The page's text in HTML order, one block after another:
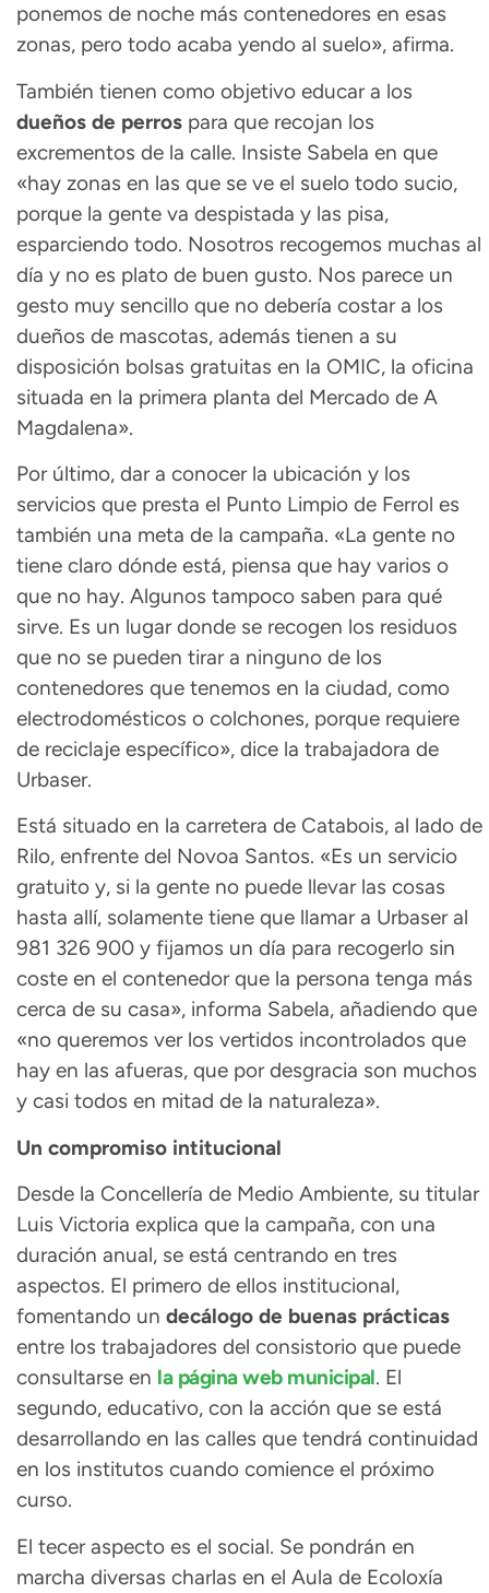
ponemos de noche más contenedores en esas
zonas, pero todo acaba yendo al suelo», afirma.
También tienen como objetivo educar a los
dueños de perros para que recojan los
excrementos de la calle. Insiste Sabela en que
«hay zonas en las que se ve el suelo todo sucio,
porque la gente va despistada y las pisa,
esparciendo todo. Nosotros recogemos muchas al
día y no es plato de buen gusto. Nos parece un
gesto muy sencillo que no debería costar a los
dueños de mascotas, además tienen a su
disposición bolsas gratuitas en la OMIC, la oficina
situada en la primera planta del Mercado de A
Magdalena».
Por último, dar a conocer la ubicación y los
servicios que presta el Punto Limpio de Ferrol es
también una meta de la campaña. «La gente no
tiene claro dónde está, piensa que hay varios o
que no hay. Algunos tampoco saben para qué
sirve. Es un lugar donde se recogen los residuos
que no se pueden tirar a ninguno de los
contenedores que tenemos en la ciudad, como
electrodomésticos o colchones, porque requiere
de reciclaje específico», dice la trabajadora de
Urbaser.
Está situado en la carretera de Catabois, al lado de
Rilo, enfrente del Novoa Santos. «Es un servicio
gratuito y, si la gente no puede llevar las cosas
hasta allí, solamente tiene que llamar a Urbaser al
981 326 900 y fijamos un día para recogerlo sin
coste en el contenedor que la persona tenga más
cerca de su casa», informa Sabela, añadiendo que
«no queremos ver los vertidos incontrolados que
hay en las afueras, que por desgracia son muchos
y casi todos en mitad de la naturaleza».
Un compromiso intitucional
Desde la Concellería de Medio Ambiente, su titular
Luis Victoria explica que la campaña, con una
duración anual, se está centrando en tres
aspectos. El primero de ellos institucional,
fomentando un decálogo de buenas prácticas
entre los trabajadores del consistorio que puede
consultarse en la página web municipal. El
segundo, educativo, con la acción que se está
desarrollando en las calles que tendrá continuidad
en los institutos cuando comience el próximo
curso.
El tecer aspecto es el social. Se pondrán en
marcha diversas charlas en el Aula de Ecoloxía